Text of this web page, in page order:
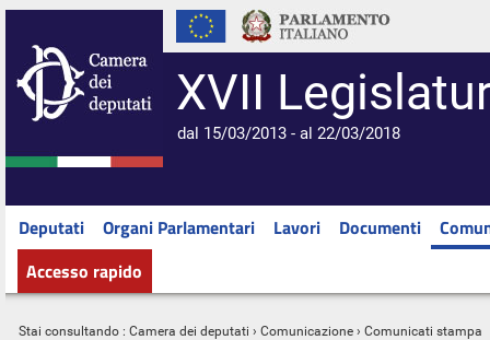
XVII
dal 15/03/2013 - al 22/03/2018
Deputati Organi Parlamentari Lavori Documenti
Accesso rapido
Stai consultando : Camera dei deputati › Comunicazione › Comunicati stampa